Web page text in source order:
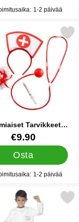
Varastossa
1-2 päivää
Tarvikkeet
Sairaanhoitaja
42857
€9.90
Osta
Varastossa
1-2 päivää
suosikiksi